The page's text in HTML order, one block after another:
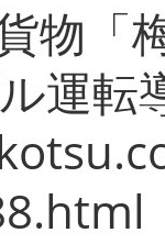
物「
運転